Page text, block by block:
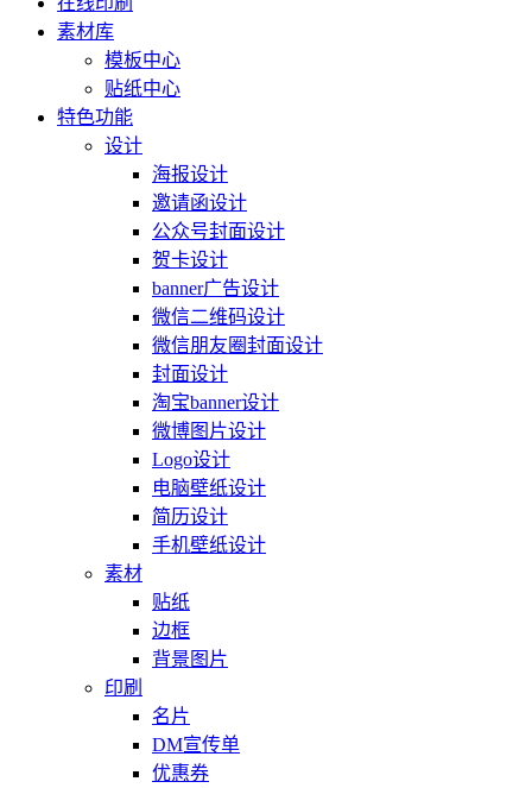
素材库
模板中心
贴纸中心
特色功能
设计
海报设计
邀请函设计
公众号封面设计
贺卡设计
banner广告设计
微信二维码设计
微信朋友圈封面设计
封面设计
淘宝banner设计
微博图片设计
Logo设计
电脑壁纸设计
简历设计
手机壁纸设计
素材
贴纸
边框
背景图片
印刷
名片
DM宣传单
优惠券